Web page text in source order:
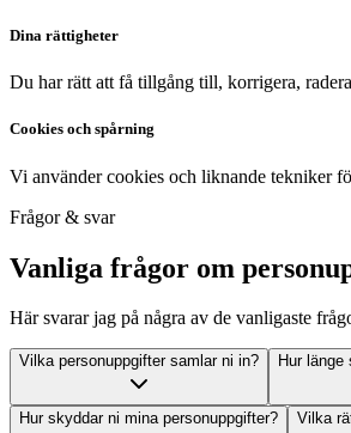
Dina rättigheter
Du har rätt att få tillgång till, korrigera,
Cookies och spårning
Vi använder cookies och liknande tekniker
Frågor & svar
Vanliga frågor om
Här svarar jag på några av de vanligaste
Vilka personuppgifter samlar ni in? Hur länge
Hur skyddar ni mina personuppgifter? Vilka